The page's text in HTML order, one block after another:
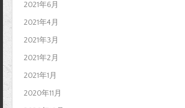
2021年6月
2021年4月
2021年3月
2021年2月
2021年1月
2020年11月